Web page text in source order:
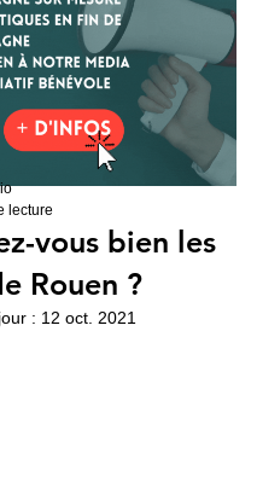
vous bien les
Rouen ?
lecture
: 12 oct. 2021